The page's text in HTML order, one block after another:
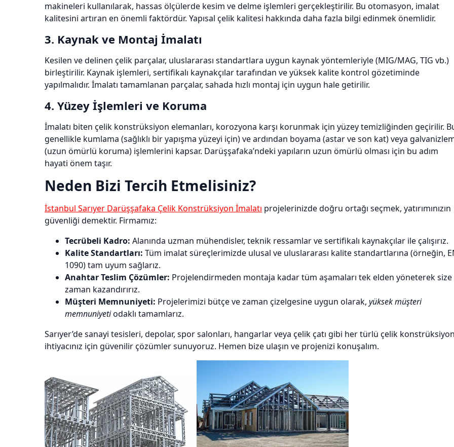
makineleri kullanılarak, hassas ölçülerde kesim ve delme işlemleri gerçekleştirilir. Bu otomasyon, imalat
kalitesini artıran en önemli faktördür. Yapısal çelik kalitesi hakkında daha fazla bilgi edinmek önemlidir.
3. Kaynak ve Montaj İmalatı
Kesilen ve delinen çelik parçalar, uluslararası standartlara uygun kaynak yöntemleriyle (MIG/MAG, TIG vb.)
birleştirilir. Kaynak işlemleri, sertifikalı kaynakçılar tarafından ve yüksek kalite kontrol gözetiminde
yapılmalıdır. İmalatı tamamlanan parçalar, sahada hızlı montaj için uygun hale getirilir.
4. Yüzey İşlemleri ve Koruma
İmalatı biten çelik konstrüksiyon elemanları, korozyona karşı korunmak için yüzey temizliğinden geçirilir.
genellikle kumlama (sağlıklı bir yapışma yüzeyi için) ve ardından boyama (astar ve son kat) veya
(uzun ömürlü koruma) işlemlerini kapsar. Darüşşafaka’ndeki yapıların uzun ömürlü olması için bu adım
hayati önem taşır.
Neden Bizi Tercih Etmelisiniz?
İstanbul Sarıyer Darüşşafaka Çelik Konstrüksiyon İmalatı projelerinizde doğru ortağı seçmek, yatırımınızın
güvenliği demektir. Firmamız:
Tecrübeli Kadro: Alanında uzman mühendisler, teknik ressamlar ve sertifikalı kaynakçılar ile çalışırız.
Kalite Standartları: Tüm imalat süreçlerimizde ulusal ve uluslararası kalite standartlarına (örneğin,
1090) tam uyum sağlarız.
Anahtar Teslim Çözümler: Projelendirmeden montaja kadar tüm aşamaları tek elden yöneterek size
zaman kazandırırız.
Müşteri Memnuniyeti: Projelerimizi bütçe ve zaman çizelgesine uygun olarak, yüksek müşteri
memnuniyetiodaklı tamamlarız.
Sarıyer’de sanayi tesisleri, depolar, spor salonları, hangarlar veya çelik çatı gibi her türlü çelik
ihtiyacınız için güvenilir çözümler sunuyoruz. Hemen bize ulaşın ve projenizi konuşalım.